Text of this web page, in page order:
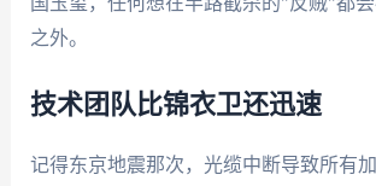
之外。
技术团队比锦衣卫还迅速
记得东京地震那次，光缆中断导致所有